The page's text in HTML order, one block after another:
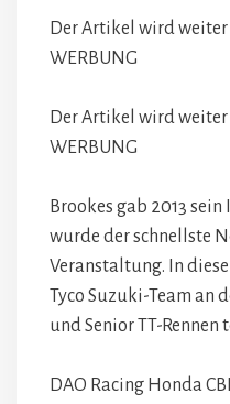
Der Artikel wird
WERBUNG
Der Artikel wird
WERBUNG
Brookes gab 2013
wurde der schnellste
Veranstaltung. In
Tyco Suzuki-Team an
und Senior TT-Rennen
DAO Racing Honda